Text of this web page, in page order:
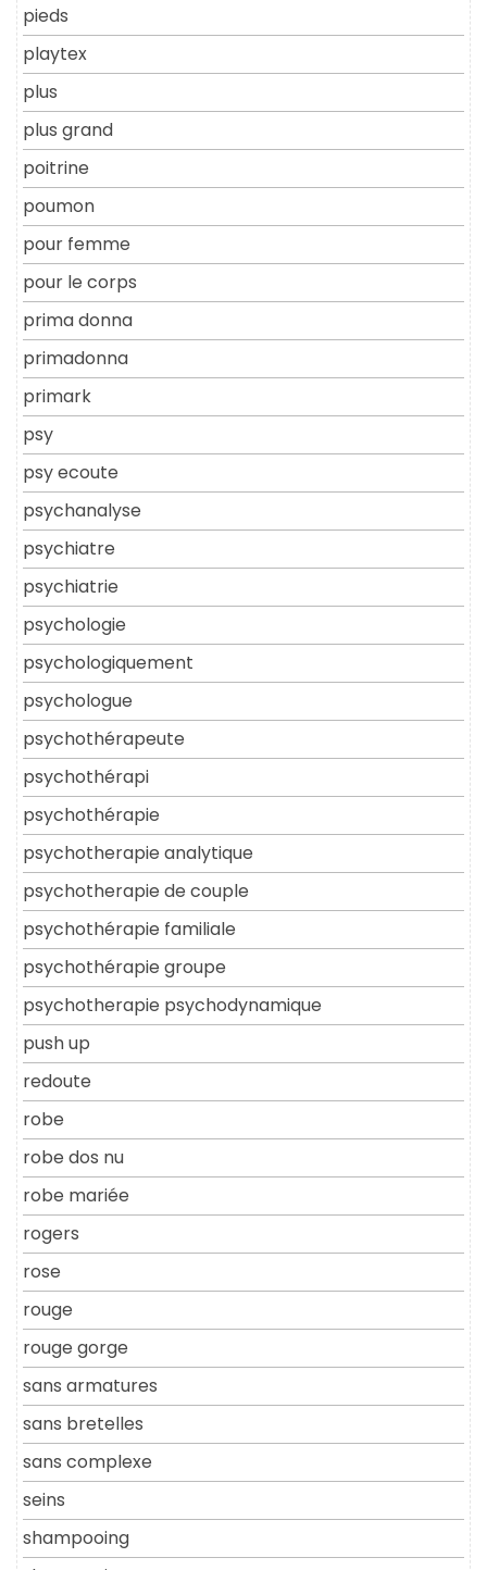
pieds
playtex
plus
plus grand
poitrine
poumon
pour femme
pour le corps
prima donna
primadonna
primark
psy
psy ecoute
psychanalyse
psychiatre
psychiatrie
psychologie
psychologiquement
psychologue
psychothérapeute
psychothérapi
psychothérapie
psychotherapie analytique
psychotherapie de couple
psychothérapie familiale
psychothérapie groupe
psychotherapie psychodynamique
push up
redoute
robe
robe dos nu
robe mariée
rogers
rose
rouge
rouge gorge
sans armatures
sans bretelles
sans complexe
seins
shampooing